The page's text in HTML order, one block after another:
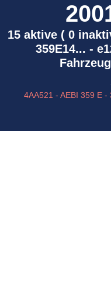
15 aktive ( 0
359E14... -
4AA521 - AEBI 359 E